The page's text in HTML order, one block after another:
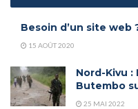
Besoin d’un site web
15 AOÛT 2020
Nord-Kivu
Butembo
25 MAI 2022